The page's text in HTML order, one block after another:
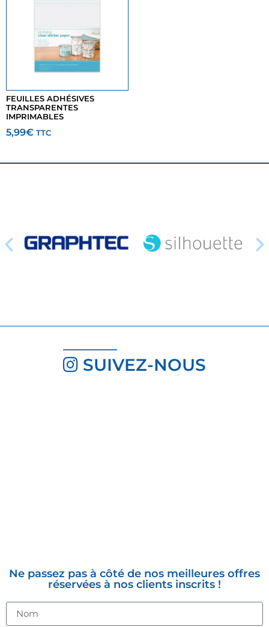
FEUILLES ADHÉSIVES
TRANSPARENTES
IMPRIMABLES
5,99€ TTC
SUIVEZ-NOUS
Ne passez pas à côté de nos meilleures offres
réservées à nos clients inscrits !